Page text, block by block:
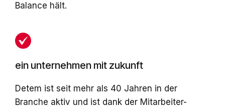
Balance hält.
ein unternehmen mit zukunft
Detem ist seit mehr als 40 Jahren in der
Branche aktiv und ist dank der Mitarbeiter-